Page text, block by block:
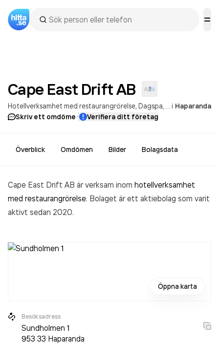
Cape East DriftAB
Hotellverksamhet med restaurangrörelse Dagspa, bastu och ångbastu i Haparanda
Skriv ett omdöme· Verifiera ditt företag
Överblick Omdömen Bilder Bolagsdata
Cape East Drift AB är verksam inom hotellverksamhet
med restaurangrörelse. Bolaget är ett aktiebolag som varit
aktivt sedan 2020.
Öppna karta
Besöksadress
Sundholmen 1
953 33 Haparanda